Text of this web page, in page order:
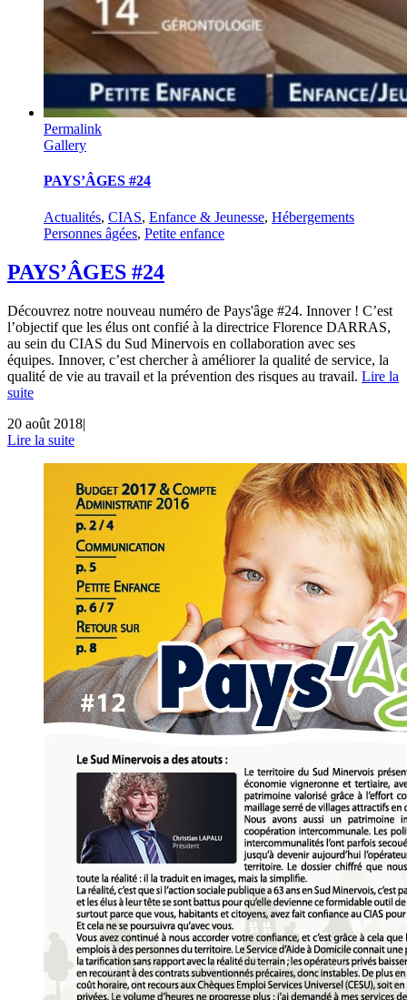
Permalink
Gallery
PAYS’ÂGES #24
Actualités, CIAS, Enfance & Jeunesse, Hébergements
Personnes âgées, Petite enfance
PAYS’ÂGES #24
Découvrez notre nouveau numéro de Pays'âge #24. Innover ! C’est
l’objectif que les élus ont confié à la directrice Florence DARRAS,
au sein du CIAS du Sud Minervois en collaboration avec ses
équipes. Innover, c’est chercher à améliorer la qualité de service, la
qualité de vie au travail et la prévention des risques au travail. Lire la
suite
20 août 2018|
Lire la suite